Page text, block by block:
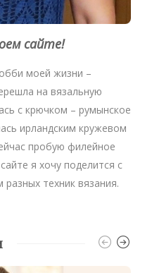
сайте!
моей жизни –
на вязальную
с крючком – румынское
ирландским кружевом
пробую филейное
я хочу поделится с
техник вязания.